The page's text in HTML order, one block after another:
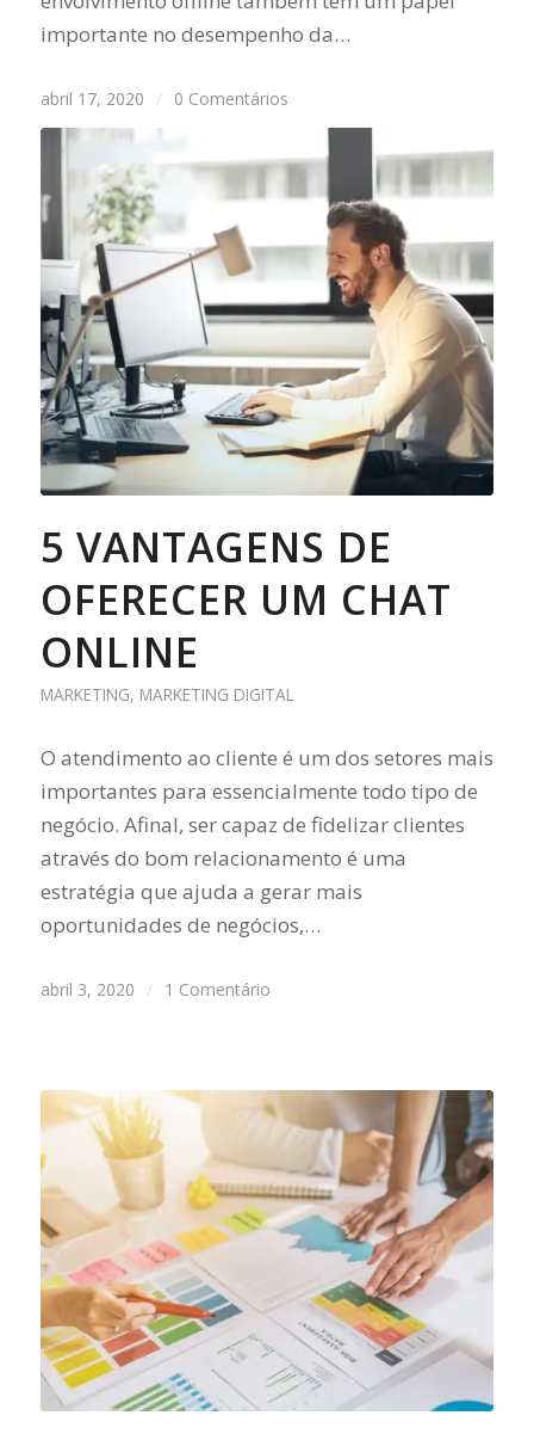
importante no desempenho da…
abril 17, 2020 / 0 Comentários
5 VANTAGENS DE
OFERECER UM CHAT
ONLINE
MARKETING, MARKETING DIGITAL
O atendimento ao cliente é um dos setores mais
importantes para essencialmente todo tipo de
negócio. Afinal, ser capaz de fidelizar clientes
através do bom relacionamento é uma
estratégia que ajuda a gerar mais
oportunidades de negócios,…
abril 3, 2020 / 1 Comentário